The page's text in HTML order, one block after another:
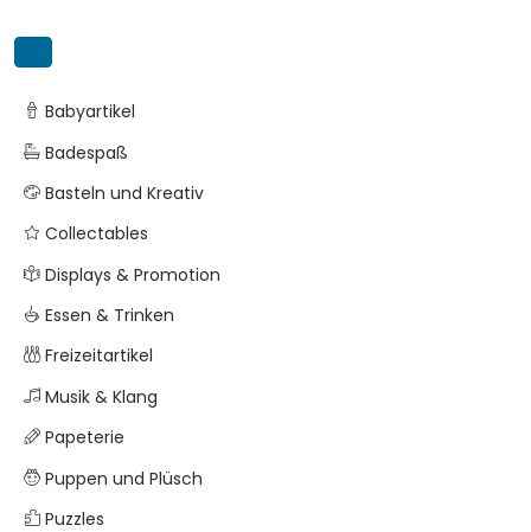
Babyartikel
Badespaß
Basteln und Kreativ
Collectables
Displays & Promotion
Essen & Trinken
Freizeitartikel
Musik & Klang
Papeterie
Puppen und Plüsch
Puzzles